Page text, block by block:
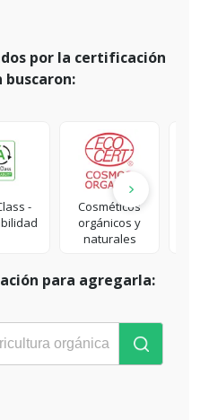
por la certificación
-
Cosméticos
orgánicos y
naturales
para agregarla: